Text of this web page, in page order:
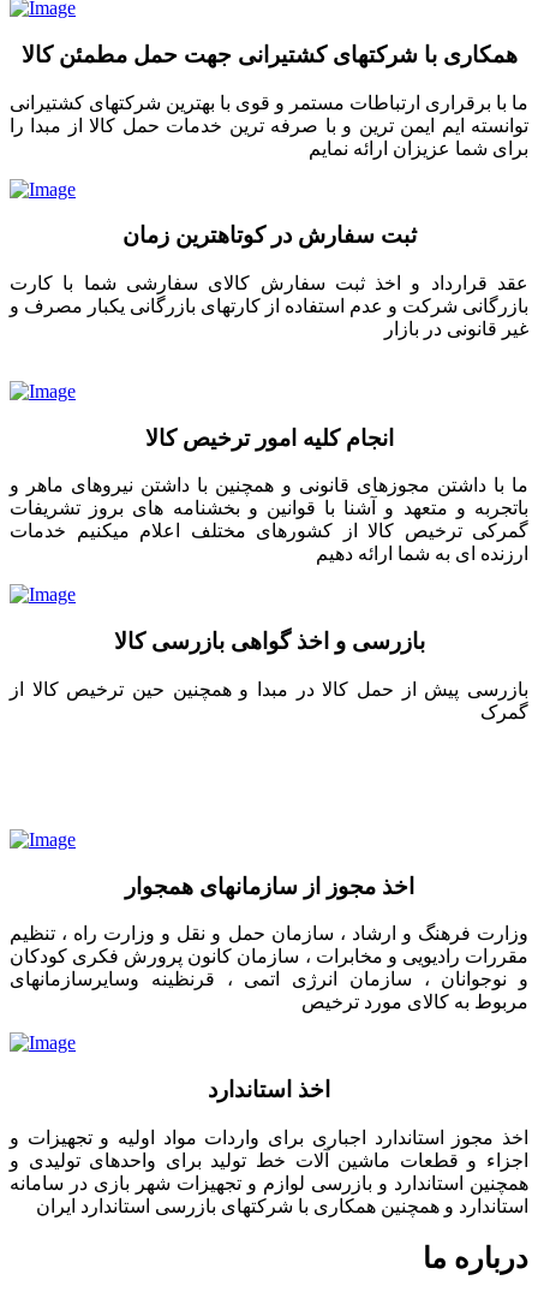
همکاری با شرکتهای کشتیرانی جهت حمل مطمئن کالا
ما با برقراری ارتباطات مستمر و قوی با بهترین شرکتهای کشتیرانی
توانسته ایم ایمن ترین و با صرفه ترین خدمات حمل کالا از مبدا را
برای شما عزیزان ارائه نمایم
ثبت سفارش در کوتاهترین زمان
عقد قرارداد و اخذ ثبت سفارش کالای سفارشی شما با کارت
بازرگانی شرکت و عدم استفاده از کارتهای بازرگانی یکبار مصرف و
غیر قانونی در بازار
انجام کلیه امور ترخیص کالا
ما با داشتن مجوزهای قانونی و همچنین با داشتن نیروهای ماهر و
باتجربه و متعهد و آشنا با قوانین و بخشنامه های بروز تشریفات
گمرکی ترخیص کالا از کشورهای مختلف اعلام میکنیم خدمات
ارزنده ای به شما ارائه دهیم
بازرسی و اخذ گواهی بازرسی کالا
بازرسی پیش از حمل کالا در مبدا و همچنین حین ترخیص کالا از
گمرک
اخذ مجوز از سازمانهای همجوار
وزارت فرهنگ و ارشاد ، سازمان حمل و نقل و وزارت راه ، تنظیم
مقررات رادیویی و مخابرات ، سازمان کانون پرورش فکری کودکان
و نوجوانان ، سازمان انرژی اتمی ، قرنظینه وسایرسازمانهای
مربوط به کالای مورد ترخیص
اخذ استاندارد
اخذ مجوز استاندارد اجباری برای واردات مواد اولیه و تجهیزات و
اجزاء و قطعات ماشین آلات خط تولید برای واحدهای تولیدی و
همچنین استاندارد و بازرسی لوازم و تجهیزات شهر بازی در سامانه
استاندارد و همچنین همکاری با شرکتهای بازرسی استاندارد ایران
درباره ما